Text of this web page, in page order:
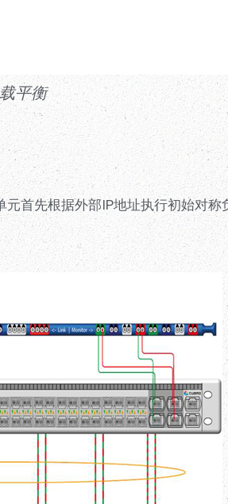
平衡
首先根据外部IP地址执行初始对